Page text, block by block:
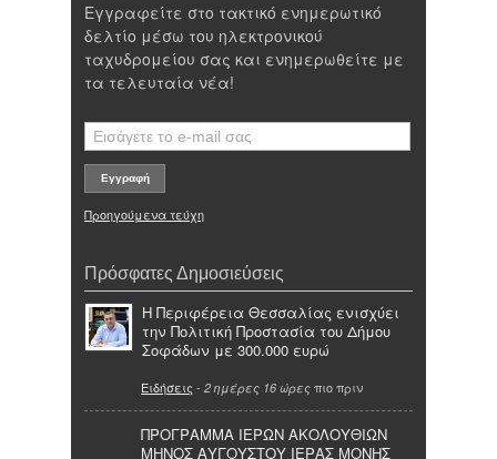
Εγγραφείτε στο τακτικό ενημερωτικό
δελτίο μέσω του ηλεκτρονικού
ταχυδρομείου σας και ενημερωθείτε με
τα τελευταία νέα!
Προηγούμενα τεύχη
Πρόσφατες Δημοσιεύσεις
Η Περιφέρεια Θεσσαλίας ενισχύει
την Πολιτική Προστασία του Δήμου
Σοφάδων με 300.000 ευρώ
Ειδήσεις - 2 ημέρες 16 ώρες πιο πριν
ΠΡΟΓΡΑΜΜΑ ΙΕΡΩΝ ΑΚΟΛΟΥΘΙΩΝ
ΜΗΝΟΣ ΑΥΓΟΥΣΤΟΥ ΙΕΡΑΣ ΜΟΝΗΣ